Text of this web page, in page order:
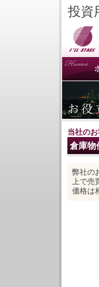
投資
当社の
倉庫物
弊社の
上で売
価格は